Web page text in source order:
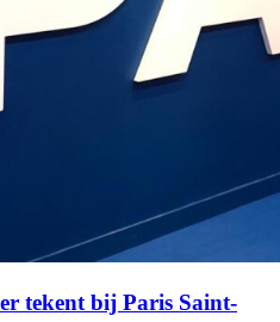
tekent bij Paris Saint-